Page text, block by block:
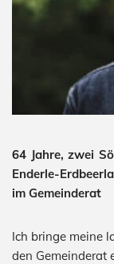
64 Jahre, zwei
Enderle-
im Gemeinderat
Ich bringe meine
den Gemeinderat